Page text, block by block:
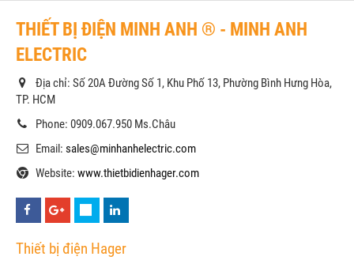
THIẾT BỊ ĐIỆN MINH ANH ® - MINH ANH
ELECTRIC
Địa chỉ: Số 20A Đường Số 1, Khu Phố 13, Phường Bình Hưng Hòa,
TP. HCM
Phone: 0909.067.950 Ms.Châu
Email: sales@minhanhelectric.com
Website: www.thietbidienhager.com
Thiết bị điện Hager